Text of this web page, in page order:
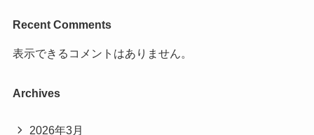
Recent Comments
表示できるコメントはありません。
Archives
2026年3月